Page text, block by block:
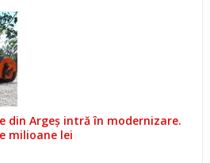
din Argeș intră în modernizare.
milioane lei